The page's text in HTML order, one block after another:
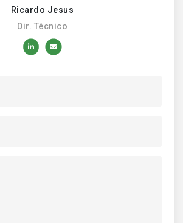
Ricardo Jesus
Dir. Técnico